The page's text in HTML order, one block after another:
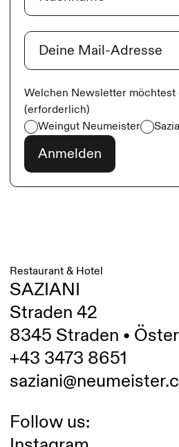
E-Mail
Welchen Newsletter möchtest
(erforderlich)
Weingut Neumeister
Restaurant & Hotel
SAZIANI
Straden 42
8345 Straden •
+43 3473 8651
Follow us: